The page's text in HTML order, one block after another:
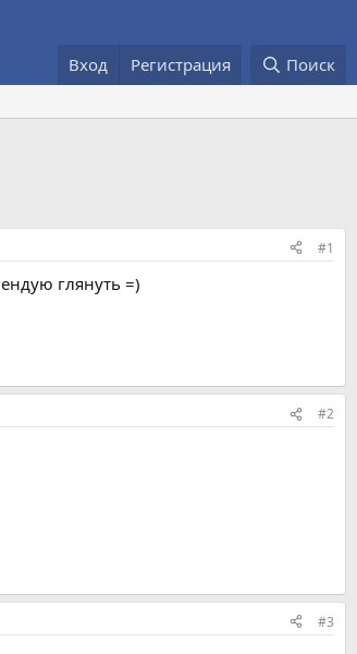
Вход Регистрация Поиск
#1
глянуть =)
#2
#3